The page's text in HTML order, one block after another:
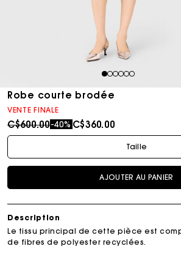
123456
Robe courte brodée
VENTE FINALE
Price reduced from
C$600.00to
-40% C$360.00
Taille
AJOUTER AU PANIER
Description
Le tissu principal de cette pièce est
de fibres de polyester recyclées.